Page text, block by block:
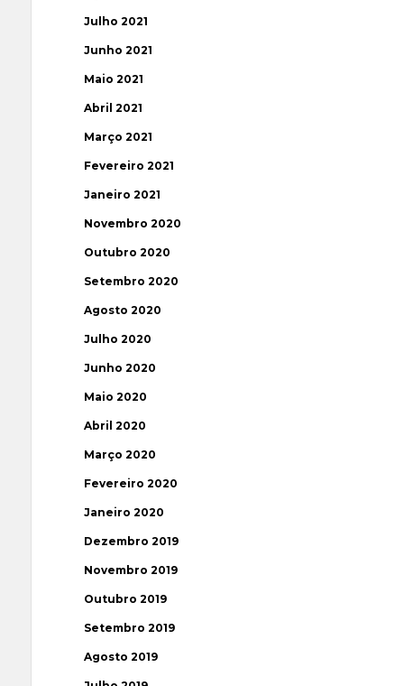
Julho 2021
Junho 2021
Maio 2021
Abril 2021
Março 2021
Fevereiro 2021
Janeiro 2021
Novembro 2020
Outubro 2020
Setembro 2020
Agosto 2020
Julho 2020
Junho 2020
Maio 2020
Abril 2020
Março 2020
Fevereiro 2020
Janeiro 2020
Dezembro 2019
Novembro 2019
Outubro 2019
Setembro 2019
Agosto 2019